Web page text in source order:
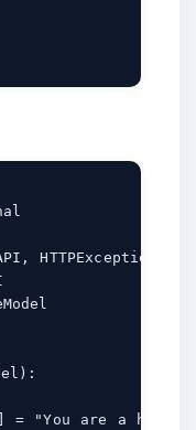
HTTPException
= "You are a